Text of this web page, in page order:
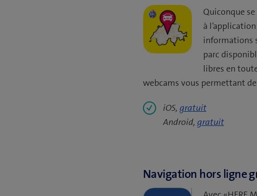
Quiconque
à
informations
parc
libres en
webcams vous permettant
iOS, gratuit
Android, gratuit
Navigation hors ligne